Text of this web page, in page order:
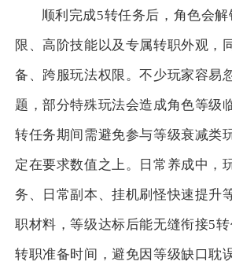
顺利完成5转任务后，角色会
限、高阶技能以及专属转职外观，
备、跨服玩法权限。不少玩家容易
题，部分特殊玩法会造成角色等级
转任务期间需避免参与等级衰减类
定在要求数值之上。日常养成中，
务、日常副本、挂机刷怪快速提升
职材料，等级达标后能无缝衔接5
转职准备时间，避免因等级缺口耽